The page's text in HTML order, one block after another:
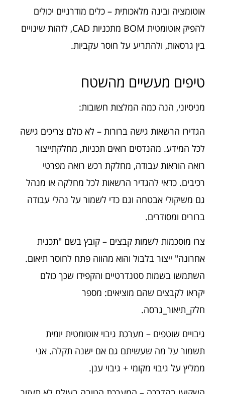
אוטומציה ובינה מלאכותית – כלים מודרניים יכולים
להפיק אוטומטית BOM מתכניות CAD, לזהות שינויים
בין גרסאות, ולהתריע על חוסר עקביות.
טיפים מעשיים מהשטח
מניסיוני, הנה כמה המלצות חשובות:
הגדירו הרשאות גישה ברורות – לא כולם צריכים גישה
לכל המידע. מהנדסים רואים תכניות, מחלקתייצור
רואה הוראות עבודה, מחלקת רכש רואה מפרטי
רכיבים. כדאי להגדיר הרשאות לכל מחלקה או מנהל
גם משיקולי אבטחה וגם כדי לשמור על נהלי עבודה
ברורים ומסודרים.
צרו מוסכמות לשמות קבצים – קובץ בשם "תכנית
אחרונה" ייצור בלבול והוא מהווה פתח לחוסר תיאום.
השתמשו בשמות סטנדרטיים והקפידו שכך כולם
יקראו לקבצים שהם מוציאים: מספר
חלק_תיאור_גרסה.
גיבויים שוטפים – מערכת גיבוי אוטומטית יומית
תשמור על מה שעשיתם גם אם ישנה תקלה. אני
ממליץ על גיבוי מקומי + גיבוי ענן.